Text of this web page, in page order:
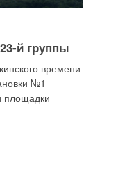
й группы
времени
№1
площадки